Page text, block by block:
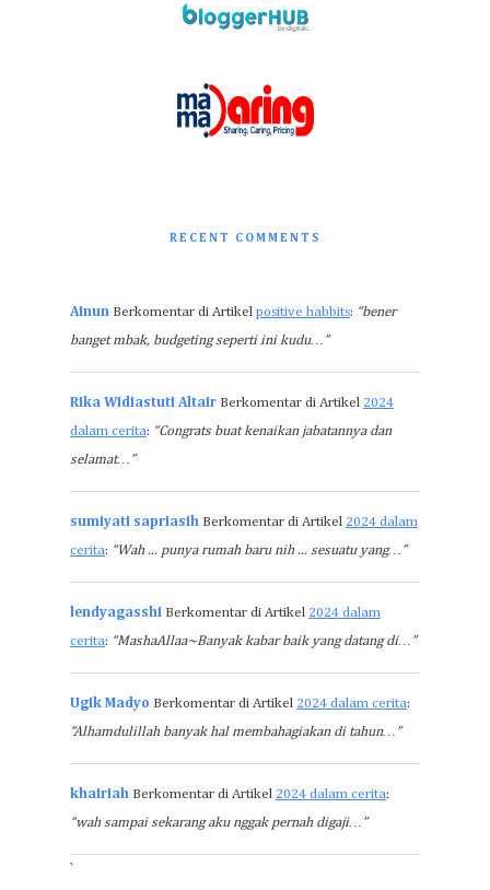
RECENT COMMENTS
Ainun Berkomentar di Artikel positive habbits: “bener
banget mbak, budgeting seperti ini kudu…”
Rika Widiastuti Altair Berkomentar di Artikel 2024
dalam cerita: “Congrats buat kenaikan jabatannya dan
selamat…”
sumiyati sapriasih Berkomentar di Artikel 2024 dalam
cerita: “Wah ... punya rumah baru nih ... sesuatu yang…”
lendyagasshi Berkomentar di Artikel 2024 dalam
cerita: “MashaAllaa~Banyak kabar baik yang datang di…”
Ugik Madyo Berkomentar di Artikel 2024 dalam cerita:
“Alhamdulillah banyak hal membahagiakan di tahun…”
khairiah Berkomentar di Artikel 2024 dalam cerita:
“wah sampai sekarang aku nggak pernah digaji…”
`